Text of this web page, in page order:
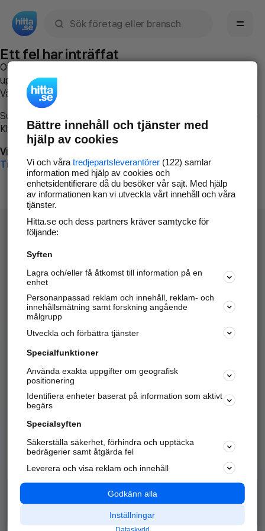
Ett fel har inträffat
Om du vill kan du
uppstod så att vi lättare och snabbare kan avhjälpa det.
Vänligen försök med följande:
Surfa till
Klicka påTillbaka-knappen i webbläsaren och försök igen
Vi beklagar besväret!
Till startsidan
Hitta.se - Gratis nummerupplysning.
Sök företag, personer och platser.
Hitta telefonnummer, adresser, företagsinfo mm.
Marknadsför företaget
Kom igång och annonsera mot
samarbetspartners nära dig.
Alla kategorier
Populära sökningar
API & Kartor
Annonsera
Integritet
Nödnummer
Bättre innehåll och tjänster med
hjälp av cookies
Vi och våra tredjepartsleverantörer(122) samlar
information med hjälp av cookies och
enhetsidentifierare då du besöker vår sajt. Med hjälp
av informationen kan vi utveckla vårt innehåll och våra
tjänster.
Hitta.se och dess partners kräver samtycke för
följande:
Syften
Lagra och/eller få åtkomst till information på en
enhet
Personanpassad reklam och innehåll, reklam- och
innehållsmätning samt forskning angående
målgrupp
Utveckla och förbättra tjänster
Specialfunktioner
Använda exakta uppgifter om geografisk
positionering
Identifiera enheter baserat på information som aktivt
begärs
Specialsyften
Säkerställa säkerhet, förhindra och upptäcka
bedrägerier samt åtgärda fel
Leverera och visa reklam och innehåll
Godkänn alla
Inställningar
Dataskydd